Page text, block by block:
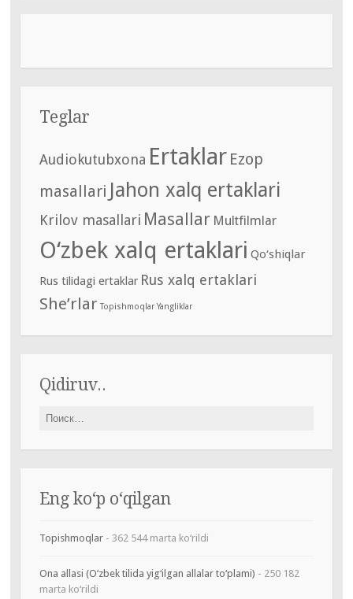
Teglar
Audiokutubxona Ertaklar Ezop
masallari Jahon xalq ertaklari
Krilov masallari Masallar Multfilmlar
O‘zbek xalq ertaklari Qo‘shiqlar
Rus tilidagi ertaklar Rus xalq ertaklari
She’rlar Topishmoqlar Yangliklar
Qidiruv..
Найти:
Eng ko‘p o‘qilgan
Topishmoqlar- 362 544 marta ko‘rildi
Ona allasi (O‘zbek tilida yig‘ilgan allalar to‘plami) - 250 182
marta ko‘rildi